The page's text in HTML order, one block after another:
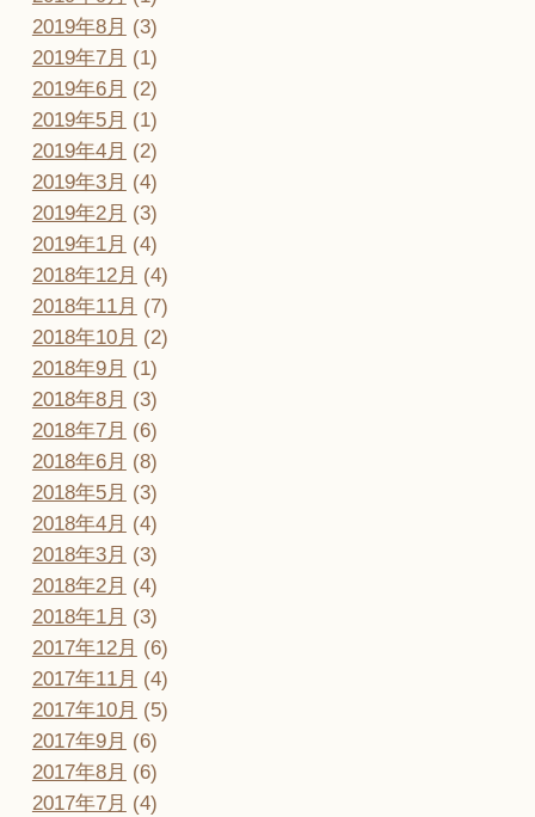
2019年8月 (3)
2019年7月 (1)
2019年6月 (2)
2019年5月 (1)
2019年4月 (2)
2019年3月 (4)
2019年2月 (3)
2019年1月 (4)
2018年12月 (4)
2018年11月 (7)
2018年10月 (2)
2018年9月 (1)
2018年8月 (3)
2018年7月 (6)
2018年6月 (8)
2018年5月 (3)
2018年4月 (4)
2018年3月 (3)
2018年2月 (4)
2018年1月 (3)
2017年12月 (6)
2017年11月 (4)
2017年10月 (5)
2017年9月 (6)
2017年8月 (6)
2017年7月 (4)